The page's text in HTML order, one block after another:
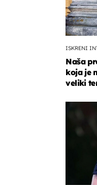
ISKRENI
Naša
koja je
veliki